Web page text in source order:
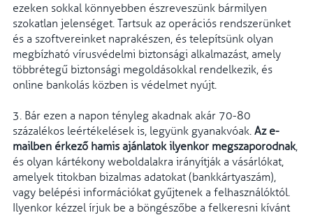
ezeken sokkal könnyebben észreveszünk bármilyen
szokatlan jelenséget. Tartsuk az operációs rendszerünket
és a szoftvereinket naprakészen, és telepítsünk olyan
megbízható vírusvédelmi biztonsági alkalmazást, amely
többrétegű biztonsági megoldásokkal rendelkezik, és
online bankolás közben is védelmet nyújt.
3. Bár ezen a napon tényleg akadnak akár 70-80
százalékos leértékelések is, legyünk gyanakvóak. Az e-
mailben érkező hamis ajánlatok ilyenkor megszaporodnak,
és olyan kártékony weboldalakra irányítják a vásárlókat,
amelyek titokban bizalmas adatokat (bankkártyaszám),
vagy belépési információkat gyűjtenek a felhasználóktól.
Ilyenkor kézzel írjuk be a böngészőbe a felkeresni kívánt